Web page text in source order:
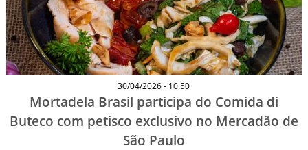
30/04/2026 - 10.50
Mortadela Brasil participa do Comida di
Buteco com petisco exclusivo no Mercadão de
São Paulo